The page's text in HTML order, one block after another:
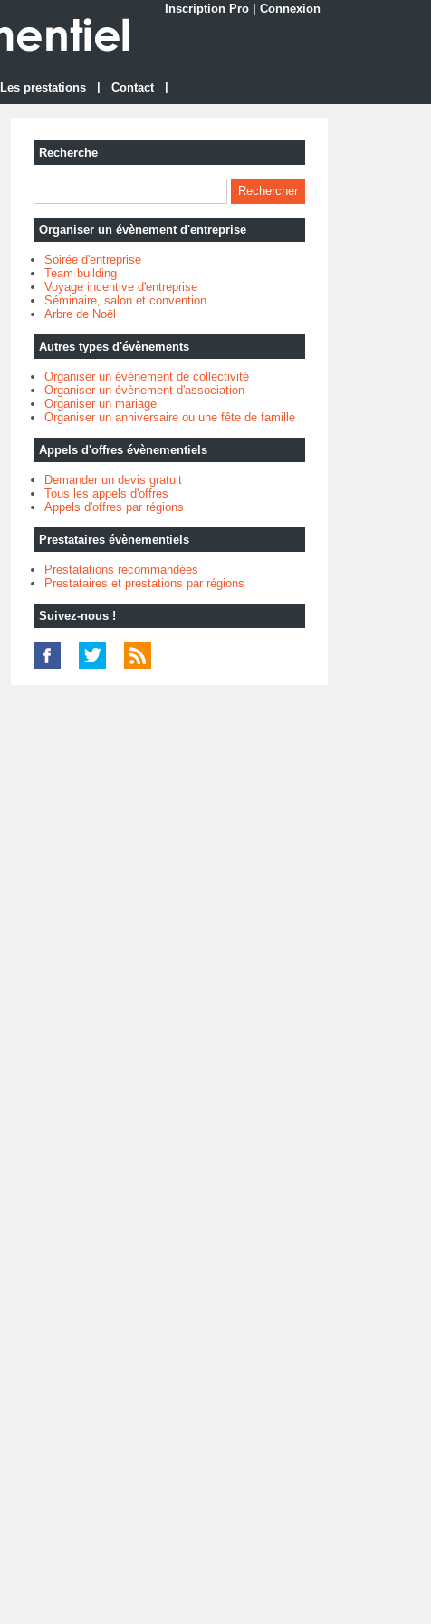
Inscription Pro Connexion
Les prestations Contact
Recherche
Organiser un évènement d'entreprise
Soirée d'entreprise
Team building
Voyage incentive d'entreprise
Séminaire, salon et convention
Arbre de Noël
Autres types d'évènements
Organiser un évènement de collectivité
Organiser un évènement d'association
Organiser un mariage
Organiser un anniversaire ou une fête de famille
Appels d'offres évènementiels
Demander un devis gratuit
Tous les appels d'offres
Appels d'offres par régions
Prestataires évènementiels
Prestatations recommandées
Prestataires et prestations par régions
Suivez-nous !